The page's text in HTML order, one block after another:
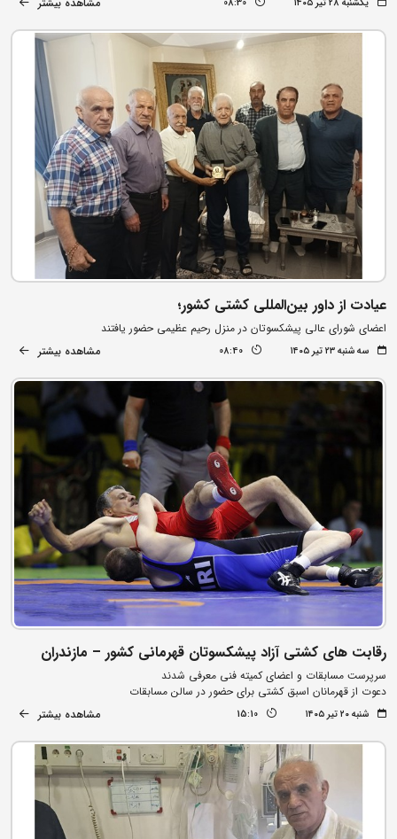
یکشنبه ۲۸ تیر ۱۴۰۵ 08:30 مشاهده بیشتر
عیادت از داور بین‌المللی کشتی کشور؛
اعضای شورای عالی پیشکسوتان در منزل رحیم عظیمی حضور یافتند
سه شنبه ۲۳ تیر ۱۴۰۵ 08:40 مشاهده بیشتر
رقابت های کشتی آزاد پیشکسوتان قهرمانی کشور – مازندران
سرپرست مسابقات و اعضای کمیته فنی معرفی شدند
دعوت از قهرمانان اسبق کشتی برای حضور در سالن مسابقات
شنبه ۲۰ تیر ۱۴۰۵ 15:10 مشاهده بیشتر